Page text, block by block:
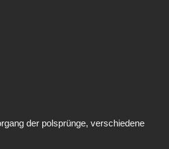
der polsprünge, verschiedene